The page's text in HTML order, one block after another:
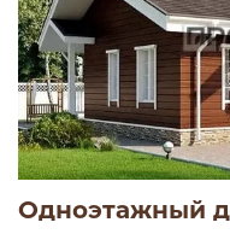
Одноэтажный